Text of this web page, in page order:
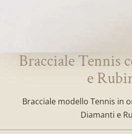
Bracciale Tennis
e
Bracciale modello Tennis in
Diamanti e